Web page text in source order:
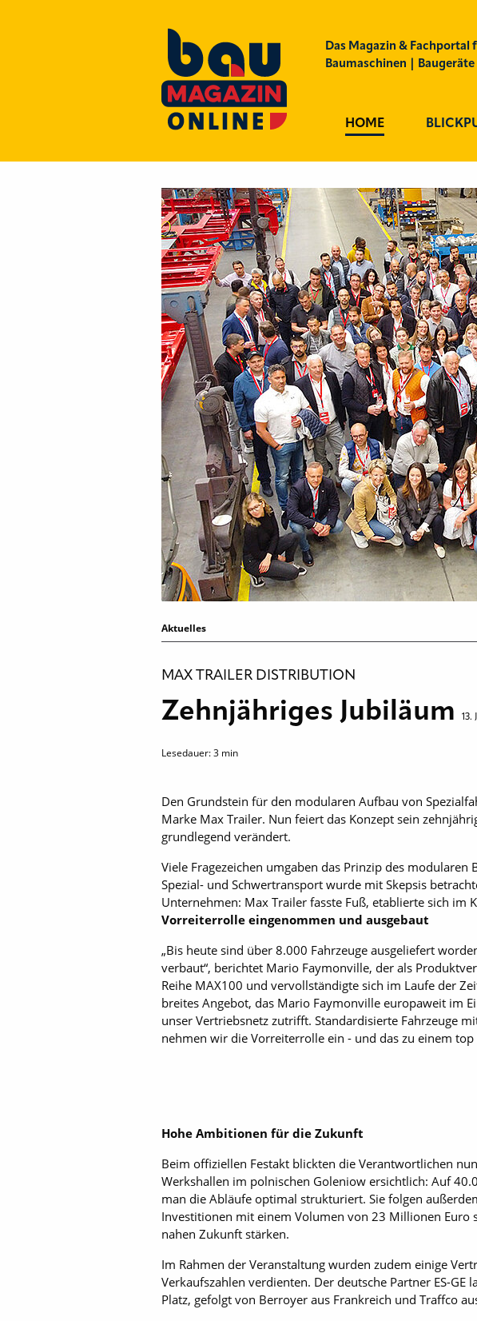
Das Magazin & Fachportal
Baumaschinen |
HOME
Aktuelles
MAX TRAILER DISTRIBUTION
Zehnjähriges Jubiläum 13.
Lesedauer:3 min
Den Grundstein für den modularen Aufbau von
Marke Max Trailer. Nun feiert das Konzept sein
grundlegend verändert.
Viele Fragezeichen umgaben das Prinzip des
Spezial- und Schwertransport wurde mit Skepsis
Unternehmen: Max Trailer fasste Fuß, etablierte sich im
Vorreiterrolle eingenommen und ausgebaut
„Bis heute sind über 8.000 Fahrzeuge ausgeliefert
verbaut“, berichtet Mario Faymonville, der als
Reihe MAX100 und vervollständigte sich im Laufe der
breites Angebot, das Mario Faymonville europaweit im
unser Vertriebsnetz zutrifft. Standardisierte Fahrzeuge
nehmen wir die Vorreiterrolle ein - und das zu einem top
Hohe Ambitionen für die Zukunft
Beim offiziellen Festakt blickten die Verantwortlichen
Werkshallen im polnischen Goleniow ersichtlich: Auf
man die Abläufe optimal strukturiert. Sie folgen
Investitionen mit einem Volumen von 23 Millionen
nahen Zukunft stärken.
Im Rahmen der Veranstaltung wurden zudem einige
Verkaufszahlen verdienten. Der deutsche Partner ES-
Platz, gefolgt von Berroyer aus Frankreich und Traffco